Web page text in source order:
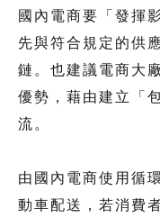
國內電商要「發揮
先與符合規定的供
鏈。也建議電商大
優勢，藉由建立「
流。
由國內電商使用循
動車配送，若消費